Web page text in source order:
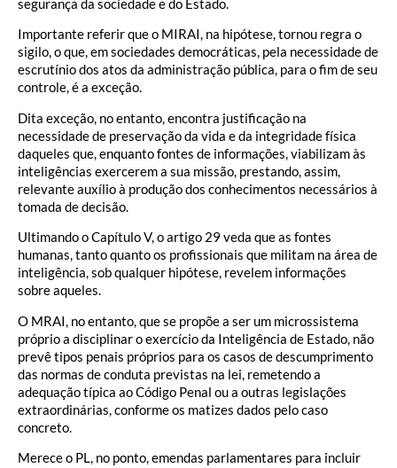
segurança da sociedade e do Estado.
Importante referir que o MIRAI, na hipótese, tornou regra o
sigilo, o que, em sociedades democráticas, pela necessidade de
escrutínio dos atos da administração pública, para o fim de seu
controle, é a exceção.
Dita exceção, no entanto, encontra justificação na
necessidade de preservação da vida e da integridade física
daqueles que, enquanto fontes de informações, viabilizam às
inteligências exercerem a sua missão, prestando, assim,
relevante auxílio à produção dos conhecimentos necessários à
tomada de decisão.
Ultimando o Capítulo V, o artigo 29 veda que as fontes
humanas, tanto quanto os profissionais que militam na área de
inteligência, sob qualquer hipótese, revelem informações
sobre aqueles.
O MRAI, no entanto, que se propõe a ser um microssistema
próprio a disciplinar o exercício da Inteligência de Estado, não
prevê tipos penais próprios para os casos de descumprimento
das normas de conduta previstas na lei, remetendo a
adequação típica ao Código Penal ou a outras legislações
extraordinárias, conforme os matizes dados pelo caso
concreto.
Merece o PL, no ponto, emendas parlamentares para incluir